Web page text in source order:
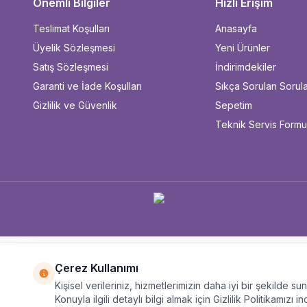
Önemli Bilgiler
Teslimat Koşulları
Üyelik Sözleşmesi
Satış Sözleşmesi
Garanti ve İade Koşulları
Gizlilik ve Güvenlik
Hızlı Erişim
Anasayfa
Yeni Ürünler
İndirimdekiler
Sıkça Sorulan
Sepetim
Teknik Servis Formu
Çerez Kullanımı
Kişisel verileriniz, hizmetlerimizin daha iyi bir şekilde
Konuyla ilgili detaylı bilgi almak için Gizlilik Politikamızı